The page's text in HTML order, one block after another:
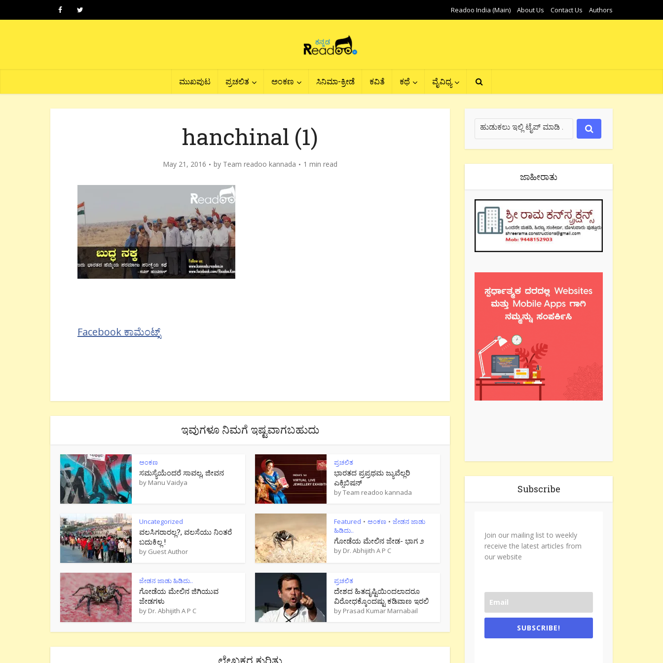
Readoo India (Main) About Us Contact Us Authors
ಮುಖಪುಟ ಪ್ರಚಲಿತ ಅಂಕಣ ಸಿನಿಮಾ-ಕ್ರೀಡೆ ಕವಿತೆ ಕಥೆ ವೈವಿಧ್ಯ
hanchinal (1)
May 21, 2016 by Team readoo kannada 1 min read
Facebook ಕಾಮೆಂಟ್ಸ್
ಇವುಗಳೂ ನಿಮಗೆ ಇಷ್ಟವಾಗಬಹುದು
ಅಂಕಣ
ಸಮಸ್ಯೆಯೆಂದರೆ ಸಾವಲ್ಲ, ಜೀವನ
by Manu Vaidya
ಪ್ರಚಲಿತ
ಭಾರತದ ಪ್ರಪ್ರಥಮ ಜ್ಯುವೆಲ್ಲರಿ
ಎಕ್ಸಿಬಿಷನ್
byTeam readoo kannada
Uncategorized
ವಲಸಿಗರಾರಲ್ಲ?, ವಲಸೆಯು ನಿಂತರೆ
ಬದುಕಿಲ್ಲ !
by Guest Author
Featured • ಅಂಕಣ • ಜೇಡನ ಜಾಡು
ಹಿಡಿದು..
ಗೋಡೆಯ ಮೇಲಿನ ಜೇಡ- ಭಾಗ ೨
by Dr. Abhijith A P C
ಜೇಡನ ಜಾಡು ಹಿಡಿದು..
ಗೋಡೆಯ ಮೇಲಿನ ಜಿಗಿಯುವ
ಜೇಡಗಳು
by Dr. Abhijith A P C
ಪ್ರಚಲಿತ
ದೇಶದ ಹಿತದೃಷ್ಟಿಯಿಂದಲಾದರೂ
ವಿರೋಧಕ್ಕೊಂದಷ್ಟು ಕಡಿವಾಣ ಇರಲಿ
by Prasad Kumar Marnabail
ಜಾಹೀರಾತು
Subscribe
Join our mailing list to weekly
receive the latest articles from
our website
SUBSCRIBE!